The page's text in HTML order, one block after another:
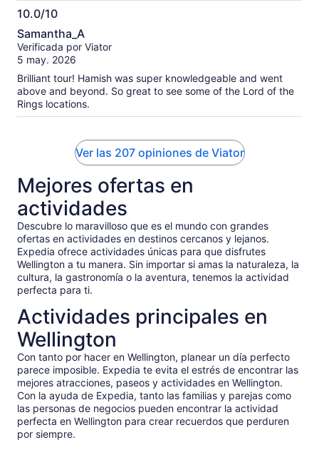
10.0/10
10.0
de
10
Samantha_A
Verificada por Viator
5 may. 2026
Brilliant tour! Hamish was super knowledgeable and went
above and beyond. So great to see some of the Lord of the
Rings locations.
Ver las 207 opiniones de Viator
Mejores ofertas en
actividades
Descubre lo maravilloso que es el mundo con grandes
ofertas en actividades en destinos cercanos y lejanos.
Expedia ofrece actividades únicas para que disfrutes
Wellington a tu manera. Sin importar si amas la naturaleza, la
cultura, la gastronomía o la aventura, tenemos la actividad
perfecta para ti.
Actividades principales en
Wellington
Con tanto por hacer en Wellington, planear un día perfecto
parece imposible. Expedia te evita el estrés de encontrar las
mejores atracciones, paseos y actividades en Wellington.
Con la ayuda de Expedia, tanto las familias y parejas como
las personas de negocios pueden encontrar la actividad
perfecta en Wellington para crear recuerdos que perduren
por siempre.